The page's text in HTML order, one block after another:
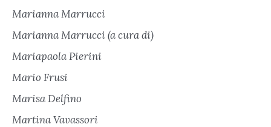
Marianna Marrucci
Marianna Marrucci (a cura di)
Mariapaola Pierini
Mario Frusi
Marisa Delfino
Martina Vavassori